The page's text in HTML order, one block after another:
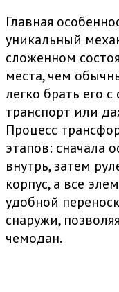
Главная
уникальный
сложенном
места, чем
легко брать его
транспорт или
Процесс
этапов: сначала
внутрь, затем
корпус, а все
удобной
снаружи,
чемодан.